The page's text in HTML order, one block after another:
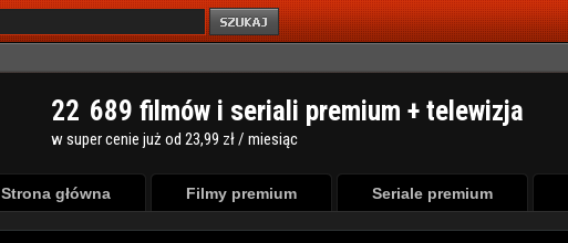
22 689 filmów i seriali premium + telewizja
w super cenie już od 23,99 zł / miesiąc
Strona główna Filmy premium Seriale premium